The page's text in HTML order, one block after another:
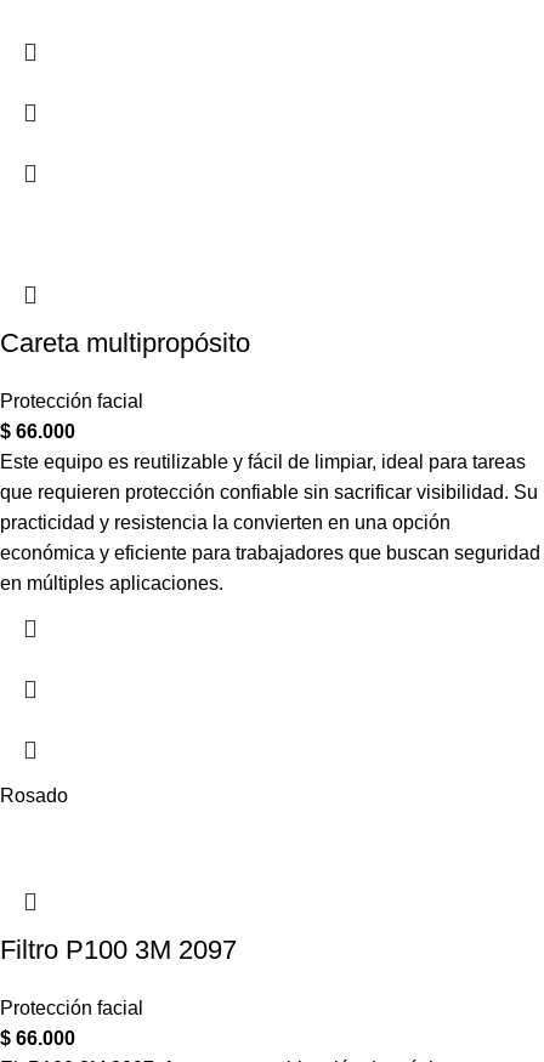
Careta multipropósito
Protección facial
$ 66.000
Este equipo es reutilizable y fácil de limpiar, ideal para tareas
que requieren protección confiable sin sacrificar visibilidad. Su
practicidad y resistencia la convierten en una opción
económica y eficiente para trabajadores que buscan seguridad
en múltiples aplicaciones.
Rosado
Filtro P100 3M 2097
Protección facial
$ 66.000